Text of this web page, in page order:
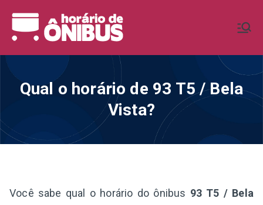
para
Ônibus BR
Horários de Ônibus de todo o
Qual o horário de 93 T5 / Bela
Vista?
Você sabe qual o horário do ônibus 93 T5 / Bela